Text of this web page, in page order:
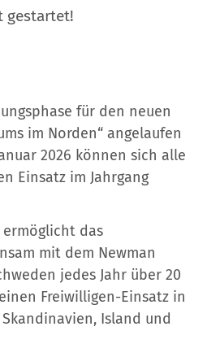
gestartet!
für den neuen
im Norden“ angelaufen
2026 können sich alle
Einsatz im Jahrgang
ermöglicht das
mit dem Newman
jedes Jahr über 20
Freiwilligen-Einsatz in
Island und